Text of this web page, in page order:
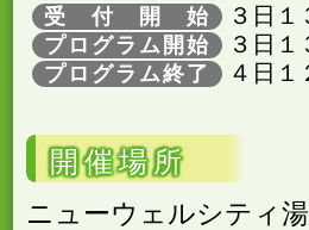
受 付 開 始 ３日１
プログラム開始 ３日１
プログラム終了 ４日１
開催場所
ニューウェルシティ